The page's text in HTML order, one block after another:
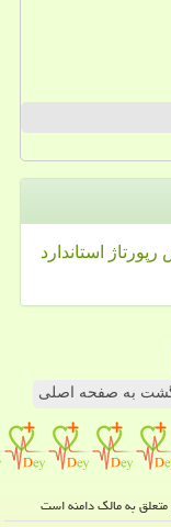
رپورتاژ
استاندارد
به صفحه اصلی